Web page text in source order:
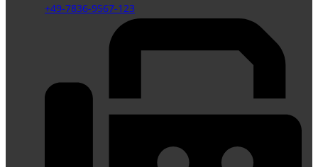
+49-7836-9567-123